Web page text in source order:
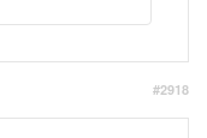
#2918